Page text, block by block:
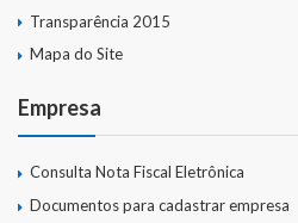
Transparência 2015
Mapa do Site
Empresa
Consulta Nota Fiscal Eletrônica
Documentos para cadastrar empresa